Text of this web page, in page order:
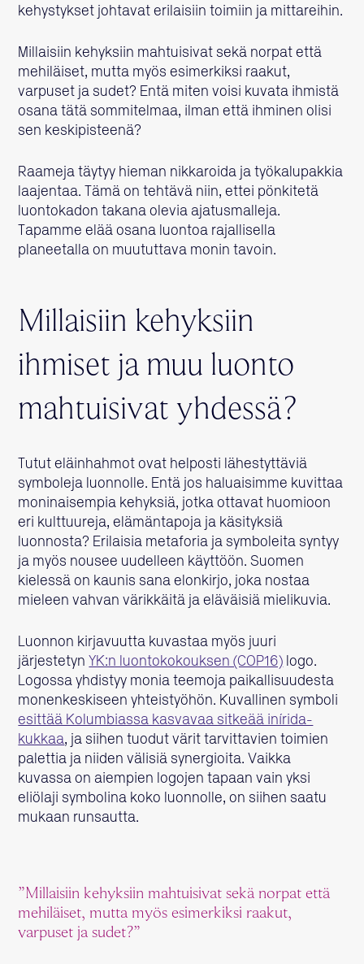
kehystykset johtavat erilaisiin toimiin ja mittareihin.
Millaisiin kehyksiin mahtuisivat sekä norpat että
mehiläiset, mutta myös esimerkiksi raakut,
varpuset ja sudet? Entä miten voisi kuvata ihmistä
osana tätä sommitelmaa, ilman että ihminen olisi
sen keskipisteenä?
Raameja täytyy hieman nikkaroida ja työkalupakkia
laajentaa. Tämä on tehtävä niin, ettei pönkitetä
luontokadon takana olevia ajatusmalleja.
Tapamme elää osana luontoa rajallisella
planeetalla on muututtava monin tavoin.
Millaisiin kehyksiin
ihmiset ja muu luonto
mahtuisivat yhdessä?
Tutut eläinhahmot ovat helposti lähestyttäviä
symboleja luonnolle. Entä jos haluaisimme kuvittaa
moninaisempia kehyksiä, jotka ottavat huomioon
eri kulttuureja, elämäntapoja ja käsityksiä
luonnosta? Erilaisia metaforia ja symboleita syntyy
ja myös nousee uudelleen käyttöön. Suomen
kielessä on kaunis sana elonkirjo, joka nostaa
mieleen vahvan värikkäitä ja eläväisiä mielikuvia.
Luonnon kirjavuutta kuvastaa myös juuri
järjestetyn YK:n luontokokouksen (COP16) logo.
Logossa yhdistyy monia teemoja paikallisuudesta
monenkeskiseen yhteistyöhön. Kuvallinen symboli
esittää Kolumbiassa kasvavaa sitkeää inírida-
kukkaa, ja siihen tuodut värit tarvittavien toimien
palettia ja niiden välisiä synergioita. Vaikka
kuvassa on aiempien logojen tapaan vain yksi
eliölaji symbolina koko luonnolle, on siihen saatu
mukaan runsautta.
”Millaisiin kehyksiin mahtuisivat sekä norpat että
mehiläiset, mutta myös esimerkiksi raakut,
varpuset ja sudet?”